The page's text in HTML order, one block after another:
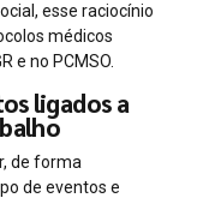
esse raciocínio
médicos
e no PCMSO.
ligados a
de forma
de eventos e